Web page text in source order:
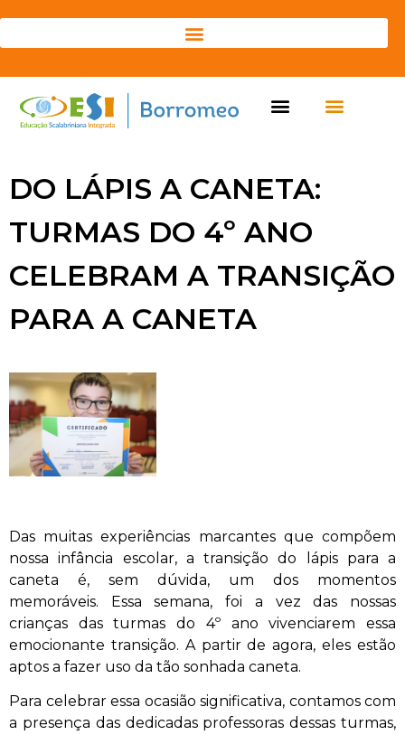
DO LÁPIS A CANETA:
TURMAS DO 4º ANO
CELEBRAM A TRANSIÇÃO
PARA A CANETA
Das muitas experiências marcantes que compõem
nossa infância escolar, a transição do lápis para a
caneta é, sem dúvida, um dos momentos
memoráveis. Essa semana, foi a vez das nossas
crianças das turmas do 4º ano vivenciarem essa
emocionante transição. A partir de agora, eles estão
aptos a fazer uso da tão sonhada caneta.
Para celebrar essa ocasião significativa, contamos com
a presença das dedicadas professoras dessas turmas,